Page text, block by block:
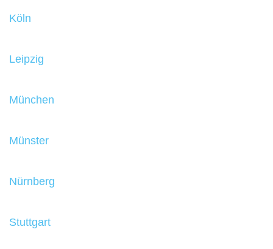
Köln
Leipzig
München
Münster
Nürnberg
Stuttgart